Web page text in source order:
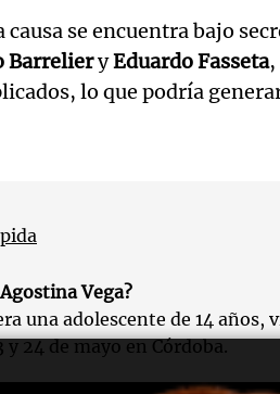
se encuentra bajo
BarrelieryEduardo Fasseta,
lo que podría
Vega?
una adolescente de 14 años,
y 24 de mayo en Córdoba.